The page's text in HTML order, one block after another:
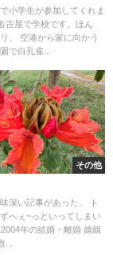
小学生が参加してくれま
古屋で学校です。ほん
。 空港から家に向かう
で白孔雀...
その他
深い記事があった。 ト
へぇ~っといってしまい
年の結婚・離婚 婚姻